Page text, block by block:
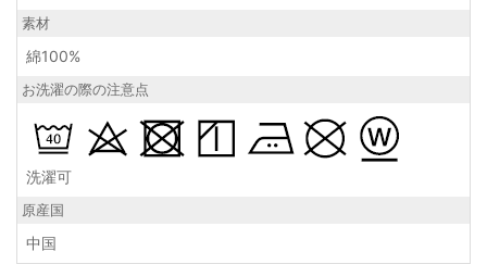
素材
綿100%
お洗濯の際の注意点
洗濯可
原産国
中国